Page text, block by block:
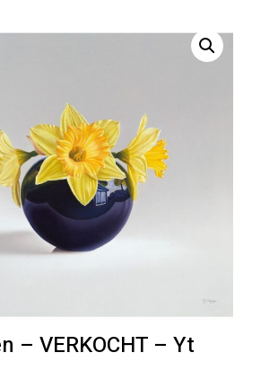
– VERKOCHT – Yt